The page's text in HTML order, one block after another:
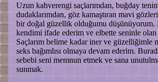
Uzun kahverengi saçlarımdan, buğday
dudaklarımdan, göz kamaştıran mavi
bir doğal güzellik olduğumu düşünüyorum.
kendimi ifade ederim ve elbette seninle
Saçlarım belime kadar iner ve güzelliğimle
seks bağımlısı olmaya devam ederim.
sebebi seni memnun etmek ve sana
sunmak.